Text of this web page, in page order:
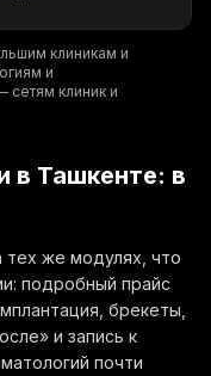
клиникам и
и
клиник и
в Ташкенте: в
тех же модулях, что
подробный прайс
брекеты,
и запись к
почти